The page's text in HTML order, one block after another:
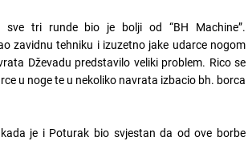
sve tri runde bio je bolji od “BH Machine”.
zavidnu tehniku i izuzetno jake udarce nogom
Dževadu predstavilo veliki problem. Rico se
u noge te u nekoliko navrata izbacio bh. borca
je i Poturak bio svjestan da od ove borbe